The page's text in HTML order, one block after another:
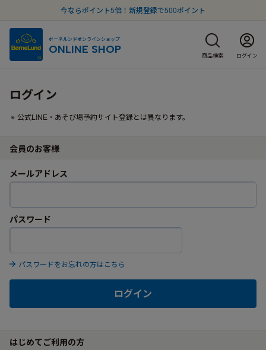
今ならポイント5倍！新規登録で500ポイント
ボーネルンドオンラインショップ
ONLINE SHOP 商品検索 ログイン
ログイン
公式LINE・あそび場予約サイト登録とは異なります。
会員のお客様
メールアドレス
パスワード
パスワードをお忘れの方はこちら
ログイン
はじめてご利用の方